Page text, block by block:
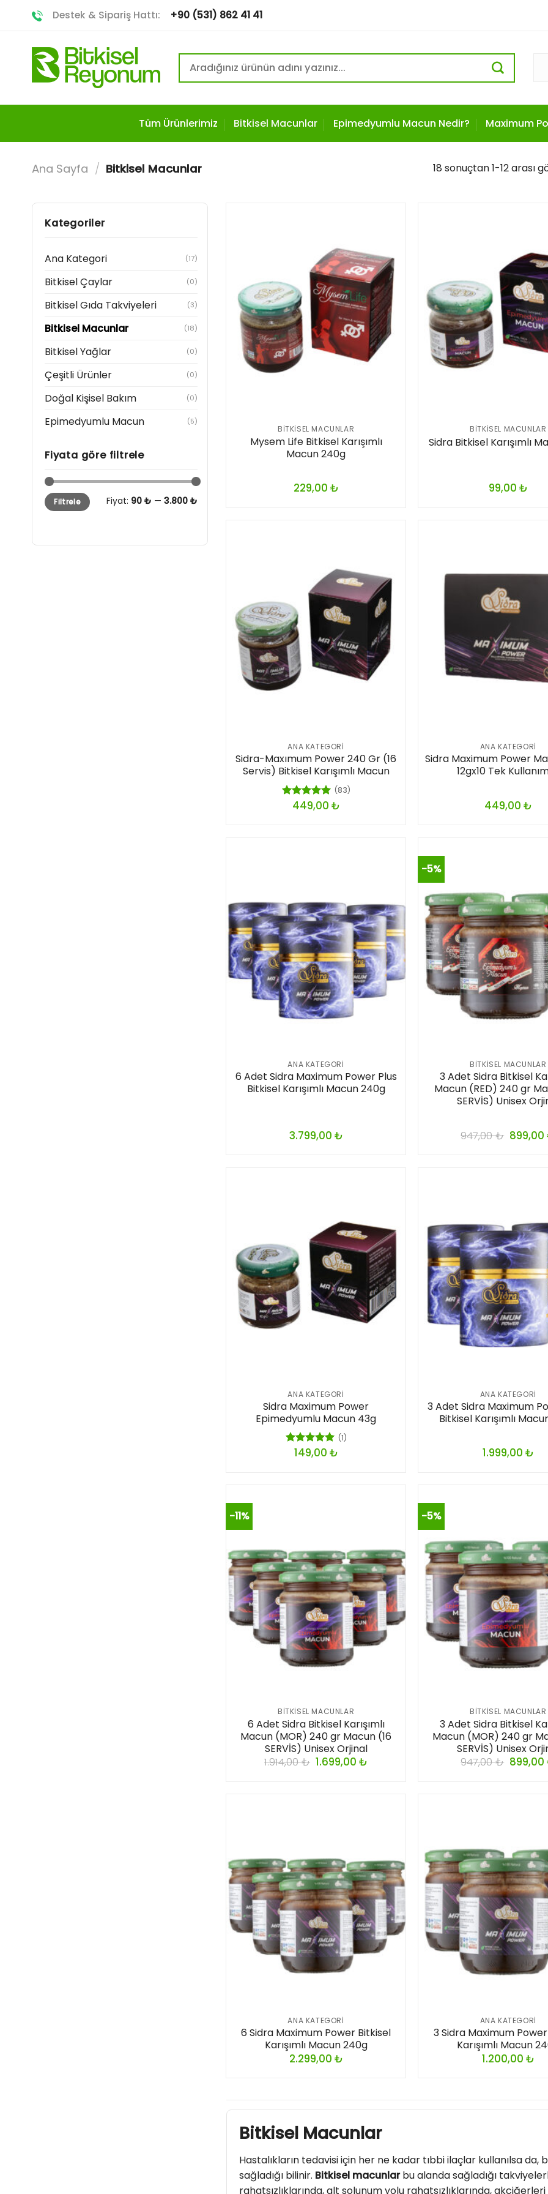
Destek & Sipariş Hattı: +90 (531) 862 41 41
Tüm Ürünlerimiz Bitkisel Macunlar Epimedyumlu Macun Nedir? Maximum
Ana Sayfa / Bitkisel Macunlar 18 sonuçtan 1-12 arası
Kategoriler
Ana Kategori (17)
Bitkisel Çaylar (0)
Bitkisel Gıda Takviyeleri (3)
Bitkisel Macunlar (18)
Bitkisel Yağlar (0)
Çeşitli Ürünler (0)
Doğal Kişisel Bakım (0)
Epimedyumlu Macun (5)
Fiyata göre filtrele
En
düşük
fiyat
En
yüksek
fiyat
Filtrele Fiyat: 90 ₺ — 3.800 ₺
BITKISEL MACUNLAR
Mysem Life Bitkisel Karışımlı
Macun 240g
229,00 ₺
BITKISEL MACUNLAR
Sidra Bitkisel Karışımlı
99,00 ₺
ANA KATEGORI
Sidra-Maxımum Power 240 Gr (16
Servis) Bitkisel Karışımlı Macun
5 üzerinden
(83)
449,00 ₺
ANA KATEGORI
Sidra Maximum Power
12gx10 Tek
449,00 ₺
ANA KATEGORI
6 Adet Sidra Maximum Power Plus
Bitkisel Karışımlı Macun 240g
3.799,00 ₺
-5%
BITKISEL MACUNLAR
3 Adet Sidra Bitkisel
Macun (RED) 240 gr
SERVİS) Unisex
947,00₺ 899,00
ANA KATEGORI
Sidra Maximum Power
Epimedyumlu Macun 43g
5 üzerinden
(1)
149,00 ₺
ANA KATEGORI
3 Adet Sidra Maximum
Bitkisel Karışımlı
1.999,00 ₺
-11%
BITKISEL MACUNLAR
6 Adet Sidra Bitkisel Karışımlı
Macun (MOR) 240 gr Macun (16
SERVİS) Unisex Orjinal
1.914,00₺ 1.699,00₺
-5%
BITKISEL MACUNLAR
3 Adet Sidra Bitkisel
Macun (MOR) 240 gr
SERVİS) Unisex
947,00₺ 899,00
ANA KATEGORI
6 Sidra Maximum Power Bitkisel
Karışımlı Macun 240g
2.299,00 ₺
ANA KATEGORI
3 Sidra Maximum
Karışımlı Macun
1.200,00 ₺
Bitkisel Macunlar
Hastalıkların tedavisi için her ne kadar tıbbi ilaçlar kullanılsa
sağladığı bilinir. Bitkisel macunlarbu alanda sağladığı
rahatsızlıklarında, alt solunum yolu rahatsızlıklarında,